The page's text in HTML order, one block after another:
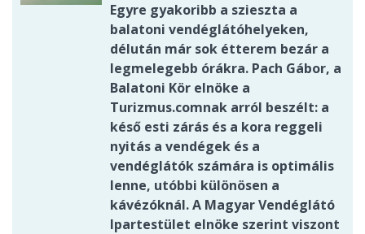
Egyre gyakoribb a szieszta a
balatoni vendéglátóhelyeken,
délután már sok étterem bezár a
legmelegebb órákra. Pach Gábor, a
Balatoni Kör elnöke a
Turizmus.comnak arról beszélt: a
késő esti zárás és a kora reggeli
nyitás a vendégek és a
vendéglátók számára is optimális
lenne, utóbbi különösen a
kávézóknál. A Magyar Vendéglátó
Ipartestület elnöke szerint viszont